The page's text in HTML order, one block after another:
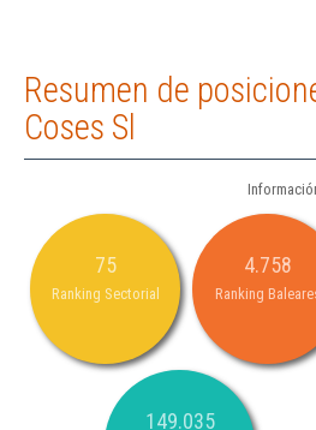
Resumen de
Coses Sl
75
Ranking Sectorial
4.758
Ranking
149.035